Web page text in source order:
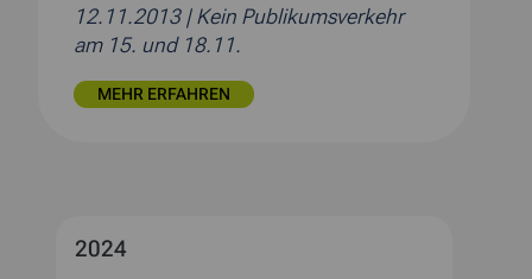
12.11.2013 | Kein Publikumsverkehr
am 15. und 18.11.
MEHR ERFAHREN
2024